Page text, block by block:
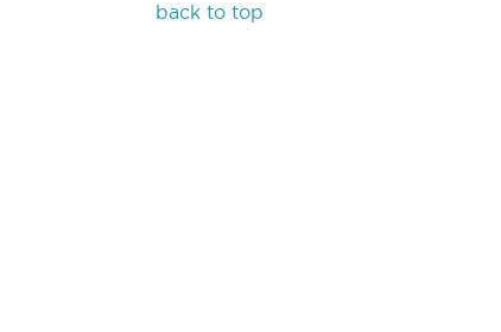
back to top